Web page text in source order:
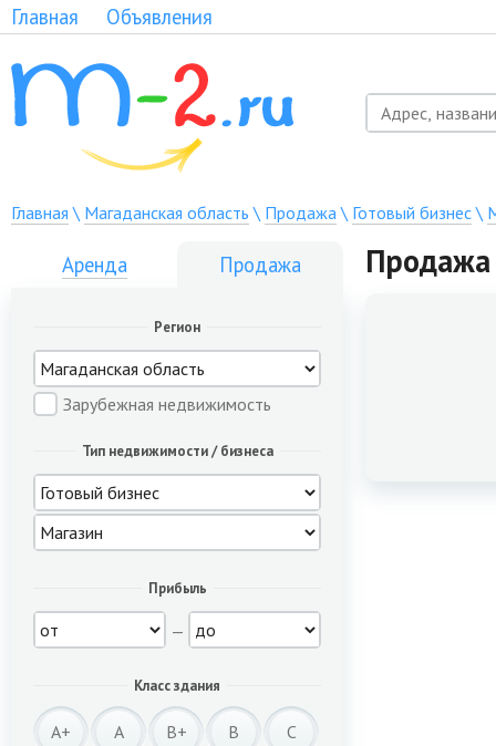
Главная Объявления
Главная \ Магаданская область \ Продажа\ Готовый бизнес\
Аренда Продажа
Регион
Зарубежная недвижимость
Тип недвижимости / бизнеса
Прибыль
—
Класс здания
A+ A B+ B C
Продажа